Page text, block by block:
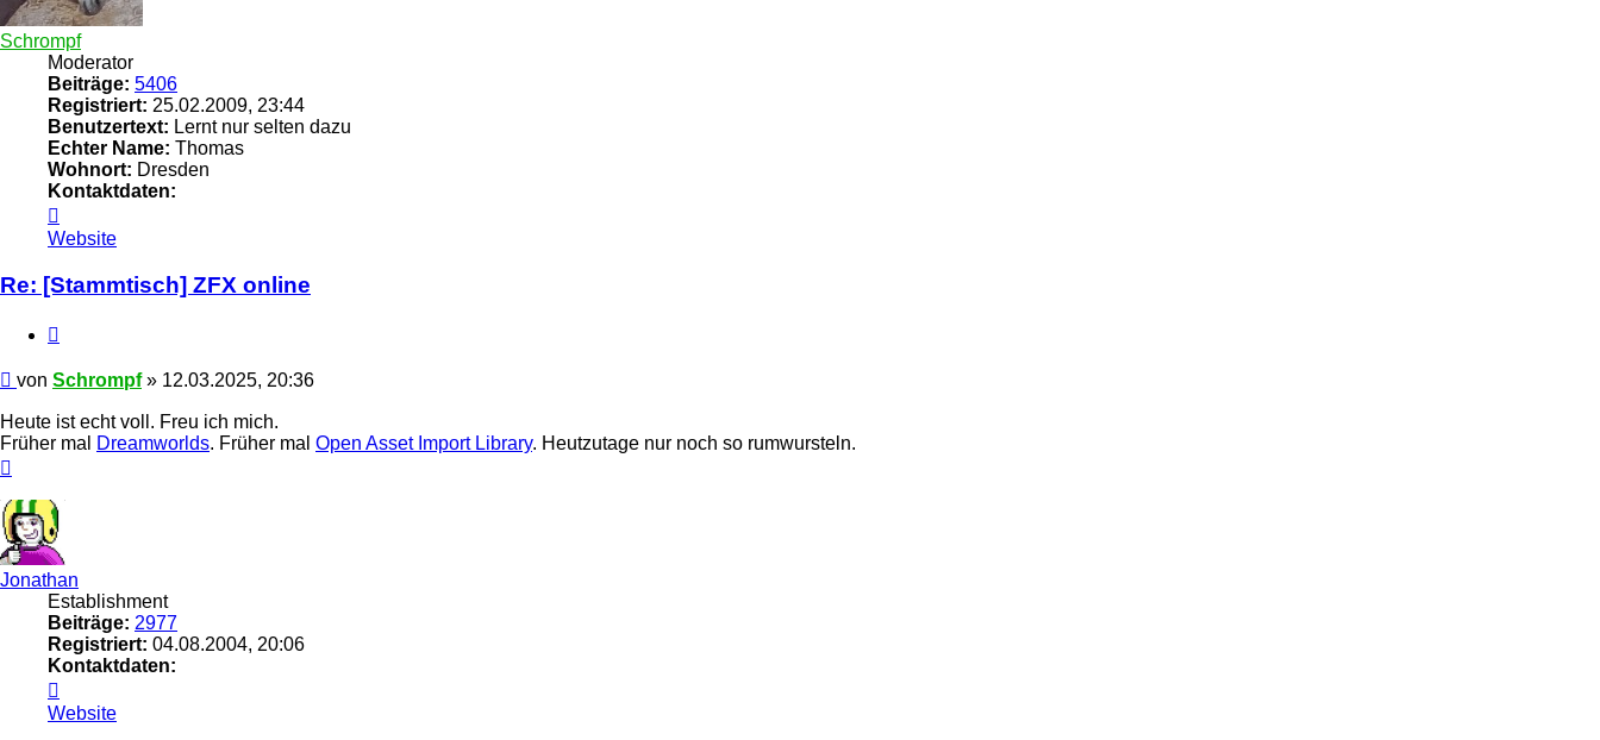
Schrompf
Moderator
Beiträge: 5406
Registriert: 25.02.2009, 23:44
Benutzertext: Lernt nur selten dazu
Echter Name: Thomas
Wohnort: Dresden
Kontaktdaten:
von
Schrompf
Website
Re: [Stammtisch] ZFX online
Beitrag
von Schrompf» 12.03.2025, 20:36
Heute ist echt voll. Freu ich mich.
Früher mal
Dreamworlds. Früher mal Open Asset Import Library. Heutzutage nur noch so rumwursteln.
Jonathan
Establishment
Beiträge: 2977
Registriert: 04.08.2004, 20:06
Kontaktdaten:
von
Jonathan
Website